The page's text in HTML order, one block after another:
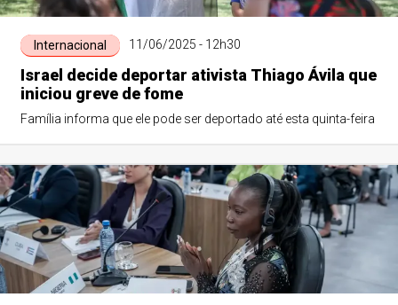
Internacional 11/06/2025 - 12h30
Israel decide deportar ativista Thiago Ávila que
iniciou greve de fome
Família informa que ele pode ser deportado até esta quinta-feira